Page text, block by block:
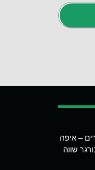
– איפה
שווה